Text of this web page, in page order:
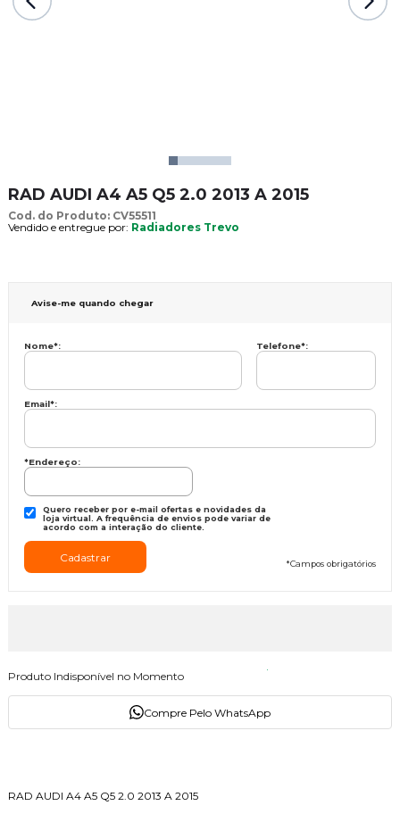
RAD AUDI A4 A5 Q5 2.0 2013 A 2015
Cod. do Produto: CV55511
Vendido e entregue por: Radiadores Trevo
Avise-me quando chegar
Nome*: Telefone*:
Email*:
*Endereço:
Quero receber por e-mail ofertas e novidades da
loja virtual. A frequência de envios pode variar de
acordo com a interação do cliente.
*Campos obrigatórios
Produto Indisponível no Momento
Compre Pelo WhatsApp
RAD AUDI A4 A5 Q5 2.0 2013 A 2015